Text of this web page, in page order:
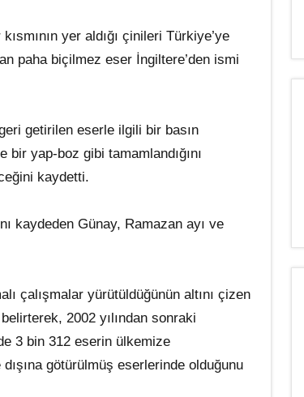
yer aldığı çinileri Türkiye’ye
paha biçilmez eser İngiltere’den ismi
getirilen eserle ilgili bir basın
yap-boz gibi tamamlandığını
kaydetti.
kaydeden Günay, Ramazan ayı ve
çalışmalar yürütüldüğünün altını çizen
2002 yılından sonraki
3 bin 312 eserin ülkemize
dışına götürülmüş eserlerinde olduğunu